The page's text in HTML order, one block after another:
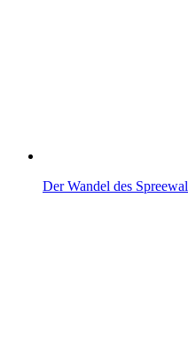
Der Wandel des